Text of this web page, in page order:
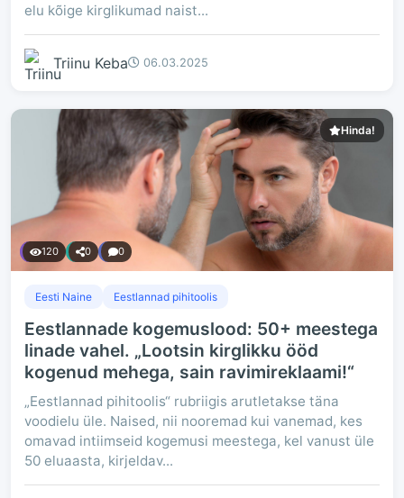
elu kõige kirglikumad naist...
Triinu Keba 06.03.2025
Hinda!
120 0 0
Eesti Naine Eestlannad pihitoolis
Eestlannade kogemuslood: 50+ meestega
linade vahel. „Lootsin kirglikku ööd
kogenud mehega, sain ravimireklaami!“
„Eestlannad pihitoolis“ rubriigis arutletakse täna
voodielu üle. Naised, nii nooremad kui vanemad, kes
omavad intiimseid kogemusi meestega, kel vanust üle
50 eluaasta, kirjeldav...